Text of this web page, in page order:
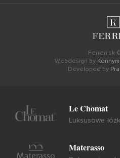
Ferreri.sk
Webdesign by
Developed by
Le Chomat
Luksusowe
Materasso